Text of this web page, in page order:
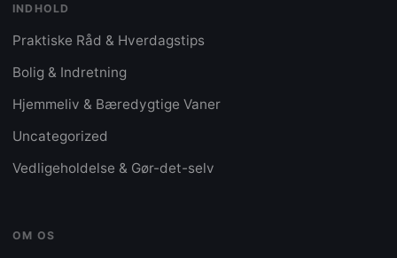
INDHOLD
Praktiske Råd & Hverdagstips
Bolig & Indretning
Hjemmeliv & Bæredygtige Vaner
Uncategorized
Vedligeholdelse & Gør-det-selv
OM OS